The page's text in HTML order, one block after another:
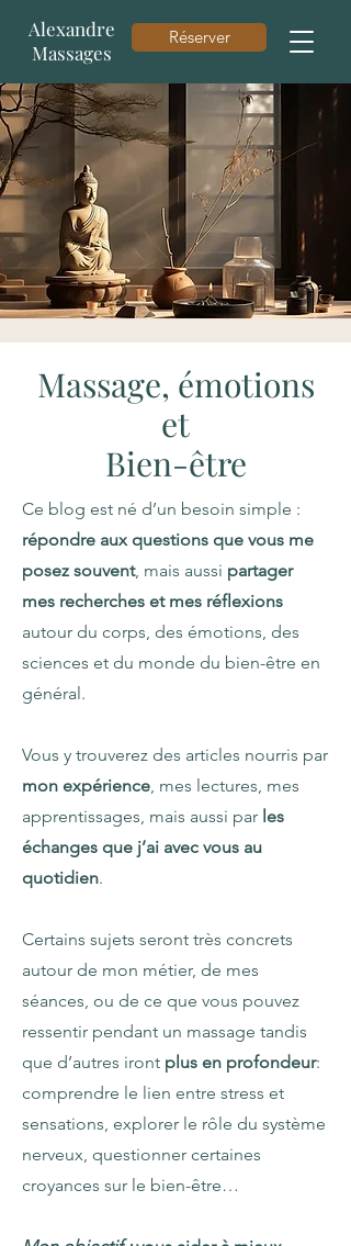
Alexandre
Massages
Réserver
Massage, émotions
et
Bien-être
Ce blog est né d’un besoin simple :
répondre aux questions que vous me
posez souvent, mais aussi partager
mes recherches et mes réflexions
autour du corps, des émotions, des
sciences et du monde du bien-être en
général.
Vous y trouverez des articles nourris par
mon expérience, mes lectures, mes
apprentissages, mais aussi par les
échanges que j’ai avec vous au
quotidien.
Certains sujets seront très concrets
autour de mon métier, de mes
séances, ou de ce que vous pouvez
ressentir pendant un massage tandis
que d’autres iront plus en profondeur:
comprendre le lien entre stress et
sensations, explorer le rôle du système
nerveux, questionner certaines
croyances sur le bien-être…